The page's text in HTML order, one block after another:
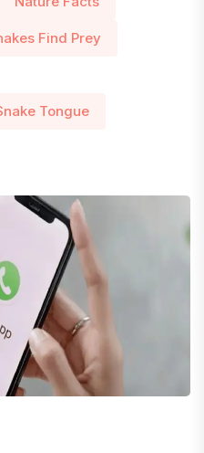
Find Prey
Tongue